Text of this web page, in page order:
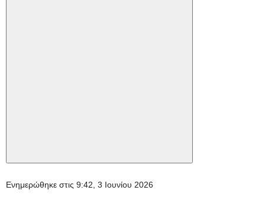
Ενημερώθηκε στις 9:42, 3 Ιουνίου 2026